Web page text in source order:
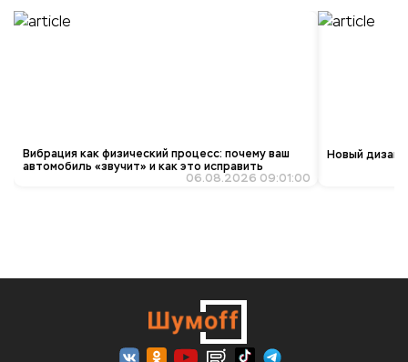
Вибрация как физический процесс: почему ваш
автомобиль «звучит» и как это исправить
06.08.2026 09:01:00
Новый